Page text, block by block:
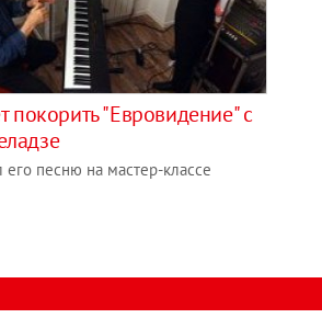
покорить "Евровидение" с
песню на мастер-классе